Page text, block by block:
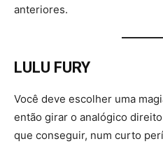
anteriores.
LULU FURY
Você deve escolher uma
então girar o analógico
que conseguir, num curto